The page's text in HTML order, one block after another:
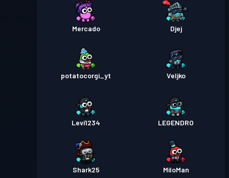
Mercado Djej
potatocorgi_yt Veljko
Levi1234 LEGENDRO
Shark25 MiloMan